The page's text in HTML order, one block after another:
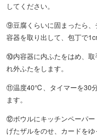
してください。
⑨豆腐くらいに固まったら、
容器を取り出して、包丁で
⑩内容器に内ふたをはめ、取
れ外ふたをします。
⑪温度40℃、タイマーを30
ます。
⑫ボウルにキッチンペーパ
げたザルをのせ、カードをゆ